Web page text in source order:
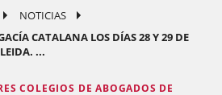
NOTICIAS
CATALANA LOS DÍAS 28 Y 29 DE
...
COLEGIOS DE ABOGADOS DE